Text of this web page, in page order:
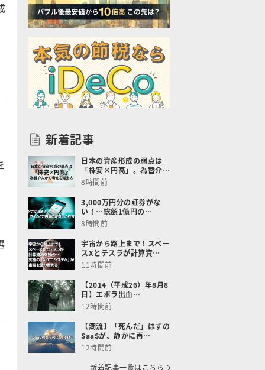
新着記事
日本の資産形成の弱点は
「株安×円高」。為替介…
8時間前
3,000万円分の証券がな
い！…総額1億円の…
8時間前
宇宙から路上まで！スペー
スXとテスラが計算資…
11時間前
【2014（平成26）年8月8
日】エボラ出血…
12時間前
【潮流】「死んだ」はずの
SaaSが、静かに再…
12時間前
新着記事一覧はこちら